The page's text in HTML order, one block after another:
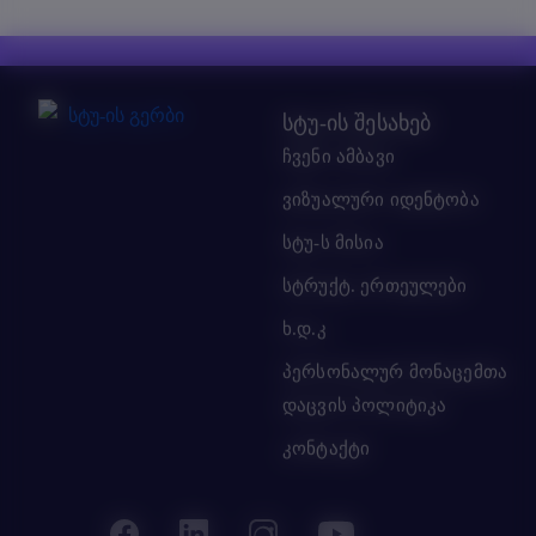
სტუ-ის შესახებ
ჩვენი ამბავი
ვიზუალური იდენტობა
სტუ-ს მისია
სტრუქტ. ერთეულები
ხ.დ.კ
პერსონალურ მონაცემთა
დაცვის პოლიტიკა
კონტაქტი